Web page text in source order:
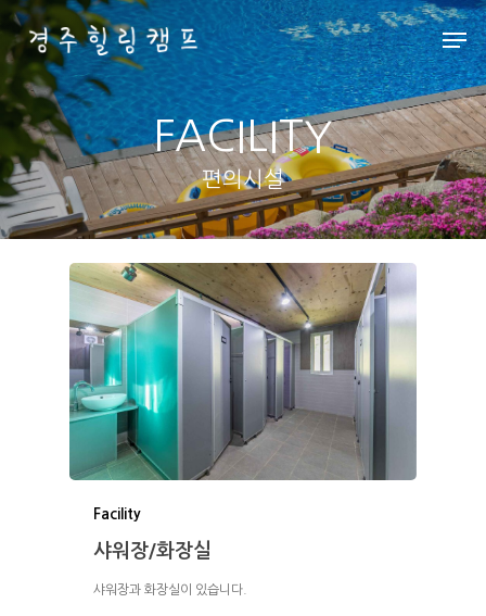
Hit enter to search or ESC to close
FACILITY
편의시설
Facility
샤워장/화장실
샤워장과 화장실이 있습니다.